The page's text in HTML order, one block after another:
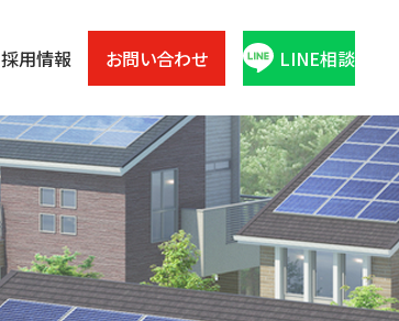
採用情報 お問い合わせ LINE相談